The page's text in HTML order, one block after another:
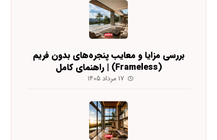
بررسی مزایا و معایب پنجره‌های بدون فریم
(Frameless) | راهنمای کامل
۱۷ مرداد ۱۴۰۵